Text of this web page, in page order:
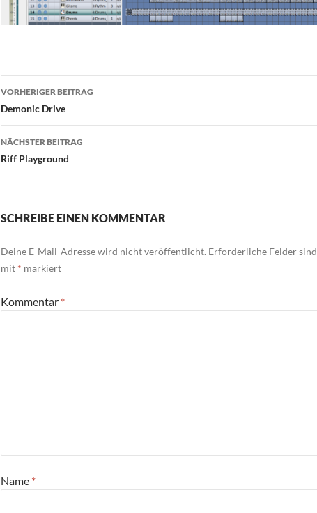
Beitragsnavigation
VORHERIGER BEITRAG
Demonic Drive
NÄCHSTER BEITRAG
Riff Playground
SCHREIBE EINEN KOMMENTAR
Deine E-Mail-Adresse wird nicht veröffentlicht. Erforderliche Felder sind
mit * markiert
Kommentar *
Name *